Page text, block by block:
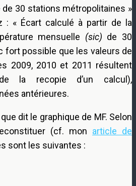
30 stations métropolitaines »
: « Écart calculé à partir de la
mensuelle (sic) de 30
fort possible que les valeurs de
2009, 2010 et 2011 résultent
la recopie d’un calcul),
antérieures.
dit le graphique de MF. Selon
(cf. mon article de
sont les suivantes :